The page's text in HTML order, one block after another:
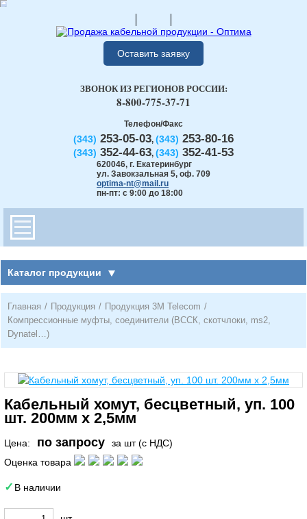
Оставить заявку
Телефон/Факс
(343) 253-05-03, (343) 253-80-16
(343) 352-44-63, (343) 352-41-53
620046, г. Екатеринбург
ул. Завокзальная 5, оф. 709
optima-nt@mail.ru
пн-пт: с 9:00 до 18:00
ЗВОНОК ИЗ РЕГИОНОВ РОССИИ:
8-800-775-37-71
Каталог продукции
Главная / Продукция / Продукция 3М Telecom /
Компрессионные муфты, соединители (ВССК, скотчлоки, ms2,
Dynatel…)
Кабельный хомут, бесцветный, уп. 100
шт. 200мм х 2,5мм
Цена: по запросу
за шт (с НДС)
Оценка товара
В наличии